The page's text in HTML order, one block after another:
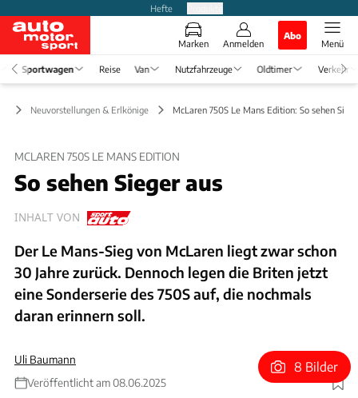
Hefte
Marken Anmelden
Abo
Menü
Sportwagen Reise Van Nutzfahrzeuge Oldtimer Verkehr
Neuvorstellungen & Erlkönige McLaren 750S Le Mans Edition: So sehen
MCLAREN 750S LE MANS EDITION
So sehen Sieger aus
INHALT VON
Der Le Mans-Sieg von McLaren liegt zwar schon
30 Jahre zurück. Dennoch legen die Briten jetzt
eine Sonderserie des 750S auf, die nochmals
daran erinnern soll.
Uli Baumann
Veröffentlicht am 08.06.2025
Foto: McLaren
8 Bilder